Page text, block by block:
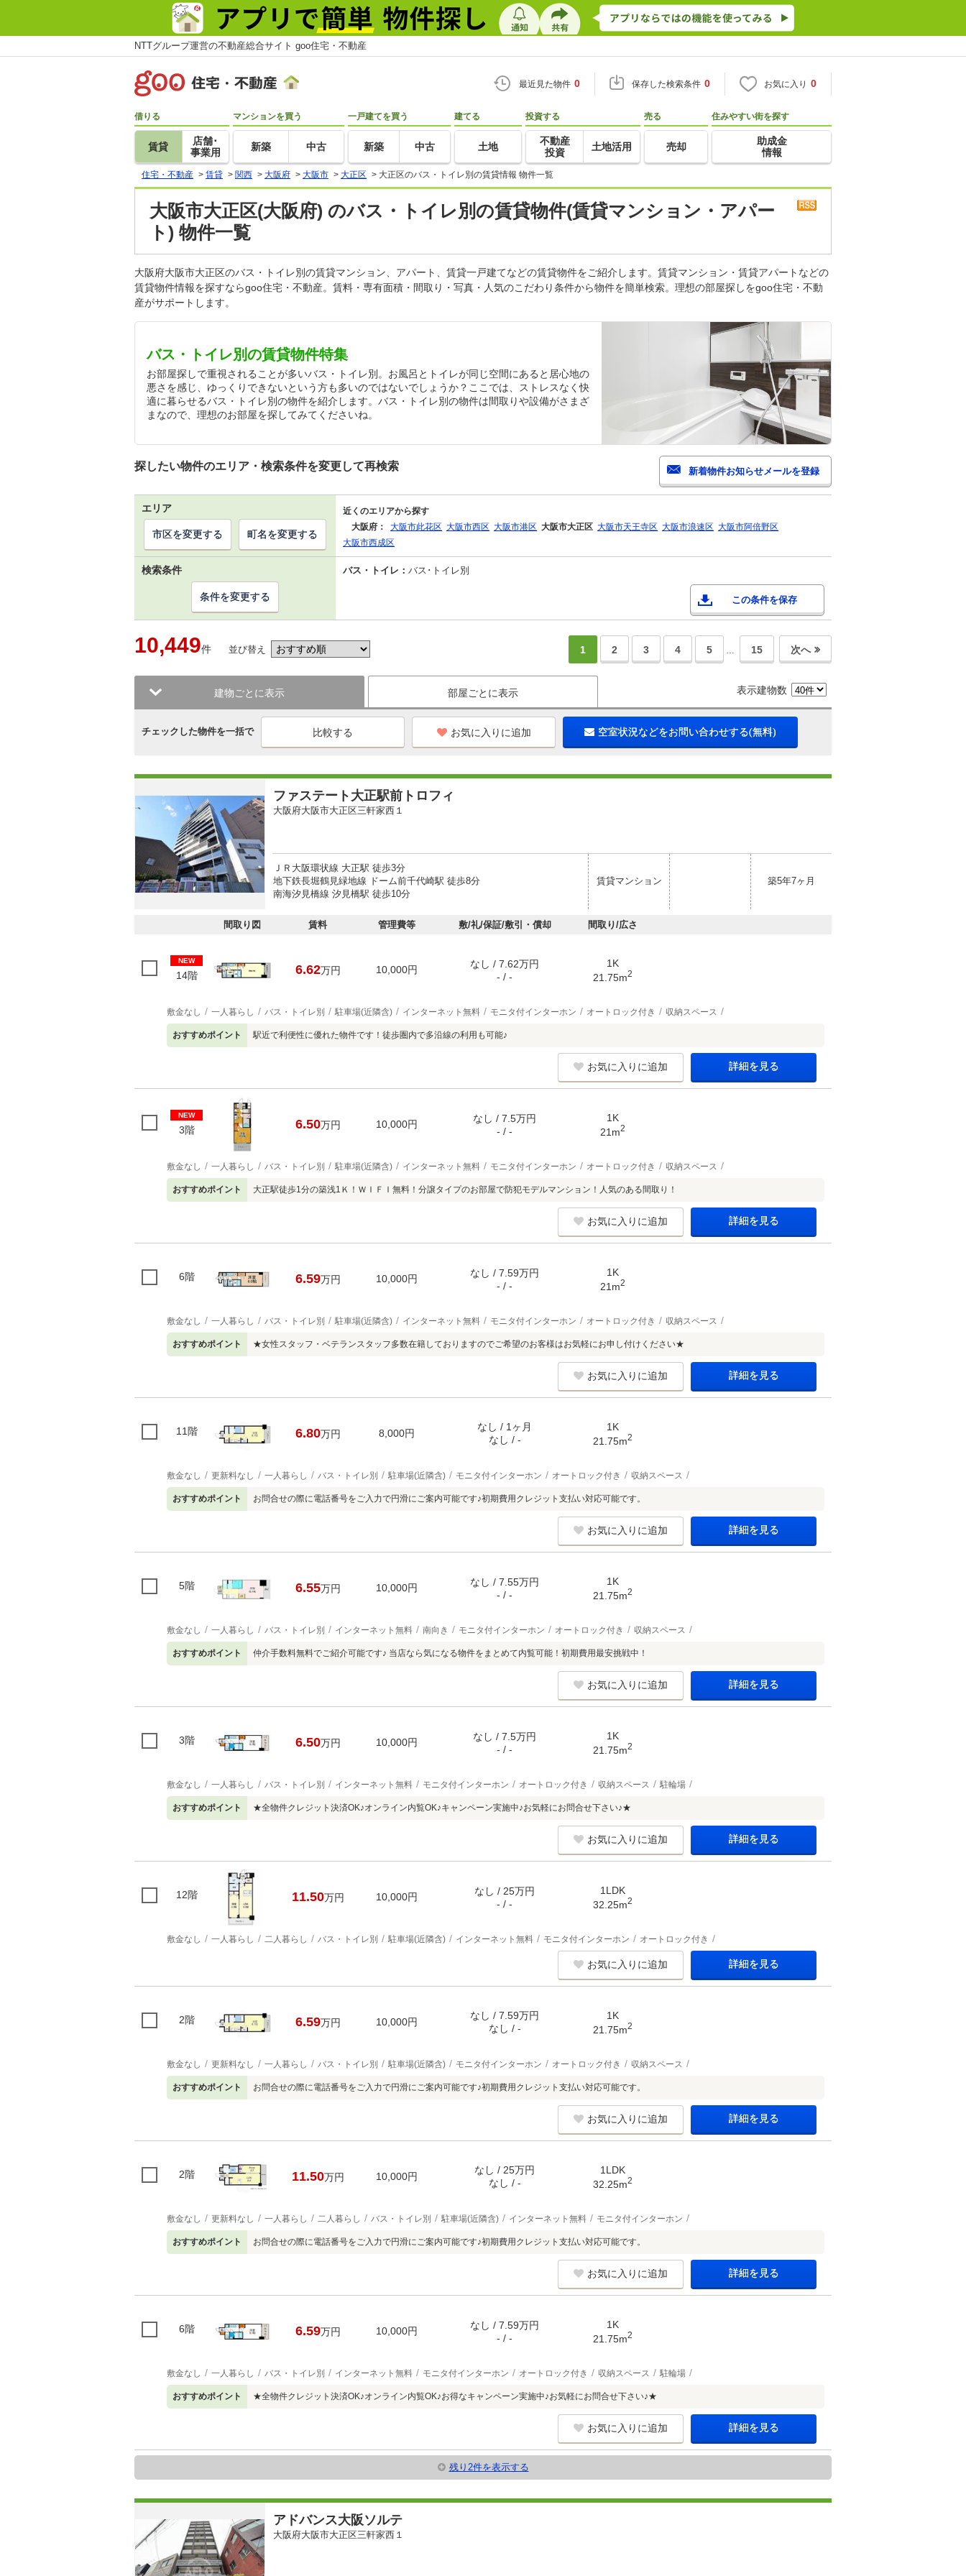
NTTグループ運営の不動産総合サイト goo住宅・不動産
最近見た物件 0 保存した検索条件 0 お気に入り 0
借りる
賃貸
店舗･
事業用
マンションを買う
新築 中古
一戸建てを買う
新築 中古
建てる
土地
投資する
不動産
投資
土地活用
売る
売却
住みやすい街を探す
助成金
情報
住宅・不動産 > 賃貸 > 関西 > 大阪府 > 大阪市 > 大正区 > 大正区のバス・トイレ別の賃貸情報 物件一覧
大阪市大正区(大阪府) のバス・トイレ別の賃貸物件(賃貸マンション・アパー
ト) 物件一覧
大阪府大阪市大正区のバス・トイレ別の賃貸マンション、アパート、賃貸一戸建てなどの賃貸物件をご紹介します。賃貸マンション・賃貸アパートなどの
賃貸物件情報を探すならgoo住宅・不動産。賃料・専有面積・間取り・写真・人気のこだわり条件から物件を簡単検索。理想の部屋探しをgoo住宅・不動
産がサポートします。
バス・トイレ別の賃貸物件特集
お部屋探しで重視されることが多いバス・トイレ別。お風呂とトイレが同じ空間にあると居心地の
悪さを感じ、ゆっくりできないという方も多いのではないでしょうか？ここでは、ストレスなく快
適に暮らせるバス・トイレ別の物件を紹介します。バス・トイレ別の物件は間取りや設備がさまざ
まなので、理想のお部屋を探してみてくださいね。
探したい物件のエリア・検索条件を変更して再検索
エリア
近くのエリアから探す
大阪府：
大阪市此花区 大阪市西区 大阪市港区 大阪市大正区 大阪市天王寺区 大阪市浪速区 大阪市阿倍野区
大阪市西成区
市区を変更する 町名を変更する
検索条件 バス・トイレ： バス･トイレ別
この条件を保存
条件を変更する
10,449件 並び替え 1 2 3 4 5 … 15 次へ
建物ごとに表示 部屋ごとに表示 表示建物数
チェックした物件を一括で お気に入りに追加 空室状況などをお問い合わせする(無料)
ファステート大正駅前トロフィ
大阪府大阪市大正区三軒家西１
ＪＲ大阪環状線 大正駅 徒歩3分
地下鉄長堀鶴見緑地線 ドーム前千代崎駅 徒歩8分
南海汐見橋線 汐見橋駅 徒歩10分
賃貸マンション 築5年7ヶ月
間取り図 賃料 管理費等 敷/礼/保証/敷引・償却 間取り/広さ
NEW
14階 6.62万円 10,000円
なし / 7.62万円
- / -
1K
21.75m2
敷金なし 一人暮らし バス・トイレ別 駐車場(近隣含) インターネット無料 モニタ付インターホン オートロック付き 収納スペース
おすすめポイント 駅近で利便性に優れた物件です！徒歩圏内で多沿線の利用も可能♪
お気に入りに追加 詳細を見る
NEW
3階 6.50万円 10,000円
なし / 7.5万円
- / -
1K
21m2
敷金なし 一人暮らし バス・トイレ別 駐車場(近隣含) インターネット無料 モニタ付インターホン オートロック付き 収納スペース
おすすめポイント 大正駅徒歩1分の築浅1Ｋ！ＷＩＦＩ無料！分譲タイプのお部屋で防犯モデルマンション！人気のある間取り！
お気に入りに追加 詳細を見る
6階 6.59万円 10,000円
なし / 7.59万円
- / -
1K
21m2
敷金なし 一人暮らし バス・トイレ別 駐車場(近隣含) インターネット無料 モニタ付インターホン オートロック付き 収納スペース
おすすめポイント ★女性スタッフ・ベテランスタッフ多数在籍しておりますのでご希望のお客様はお気軽にお申し付けください★
お気に入りに追加 詳細を見る
11階 6.80万円 8,000円
なし / 1ヶ月
なし / -
1K
21.75m2
敷金なし 更新料なし 一人暮らし バス・トイレ別 駐車場(近隣含) モニタ付インターホン オートロック付き 収納スペース
おすすめポイント お問合せの際に電話番号をご入力で円滑にご案内可能です♪初期費用クレジット支払い対応可能です。
お気に入りに追加 詳細を見る
5階 6.55万円 10,000円
なし / 7.55万円
- / -
1K
21.75m2
敷金なし 一人暮らし バス・トイレ別 インターネット無料 南向き モニタ付インターホン オートロック付き 収納スペース
おすすめポイント 仲介手数料無料でご紹介可能です♪ 当店なら気になる物件をまとめて内覧可能！初期費用最安挑戦中！
お気に入りに追加 詳細を見る
3階 6.50万円 10,000円
なし / 7.5万円
- / -
1K
21.75m2
敷金なし 一人暮らし バス・トイレ別 インターネット無料 モニタ付インターホン オートロック付き 収納スペース 駐輪場
おすすめポイント ★全物件クレジット決済OK♪オンライン内覧OK♪キャンペーン実施中♪お気軽にお問合せ下さい♪★
お気に入りに追加 詳細を見る
12階 11.50万円 10,000円
なし / 25万円
- / -
1LDK
32.25m2
敷金なし 一人暮らし 二人暮らし バス・トイレ別 駐車場(近隣含) インターネット無料 モニタ付インターホン オートロック付き
お気に入りに追加 詳細を見る
2階 6.59万円 10,000円
なし / 7.59万円
なし / -
1K
21.75m2
敷金なし 更新料なし 一人暮らし バス・トイレ別 駐車場(近隣含) モニタ付インターホン オートロック付き 収納スペース
おすすめポイント お問合せの際に電話番号をご入力で円滑にご案内可能です♪初期費用クレジット支払い対応可能です。
お気に入りに追加 詳細を見る
2階 11.50万円 10,000円
なし / 25万円
なし / -
1LDK
32.25m2
敷金なし 更新料なし 一人暮らし 二人暮らし バス・トイレ別 駐車場(近隣含) インターネット無料 モニタ付インターホン
おすすめポイント お問合せの際に電話番号をご入力で円滑にご案内可能です♪初期費用クレジット支払い対応可能です。
お気に入りに追加 詳細を見る
6階 6.59万円 10,000円
なし / 7.59万円
- / -
1K
21.75m2
敷金なし 一人暮らし バス・トイレ別 インターネット無料 モニタ付インターホン オートロック付き 収納スペース 駐輪場
おすすめポイント ★全物件クレジット決済OK♪オンライン内覧OK♪お得なキャンペーン実施中♪お気軽にお問合せ下さい♪★
お気に入りに追加 詳細を見る
残り2件を表示する
アドバンス大阪ソルテ
大阪府大阪市大正区三軒家西１